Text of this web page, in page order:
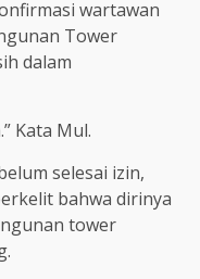
wartawan
Tower
dalam
Kata Mul.
selesai izin,
bahwa dirinya
tower